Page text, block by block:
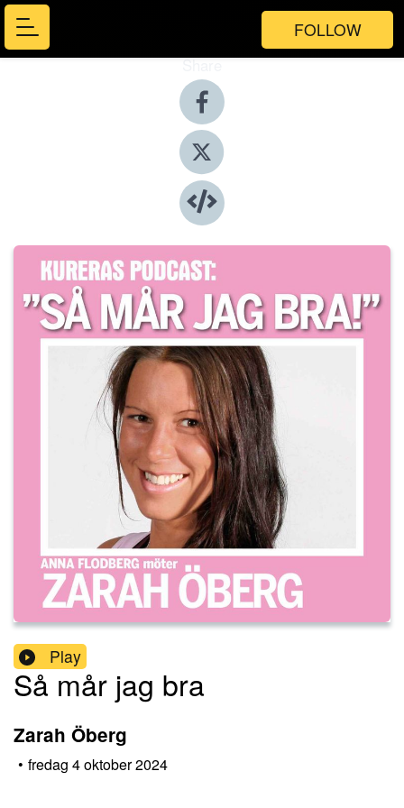
FOLLOW
Share
Play
Så mår jag bra
Zarah Öberg
• fredag 4 oktober 2024